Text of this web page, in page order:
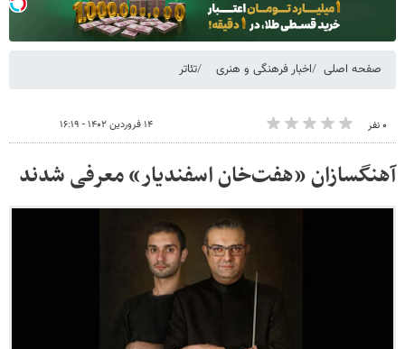
صفحه اصلی اخبار فرهنگی و هنری تئاتر
۰ نفر ۱۴ فروردین ۱۴۰۲ - ۱۶:۱۹
آهنگسازان «هفت‌خان اسفندیار» معرفی شدند